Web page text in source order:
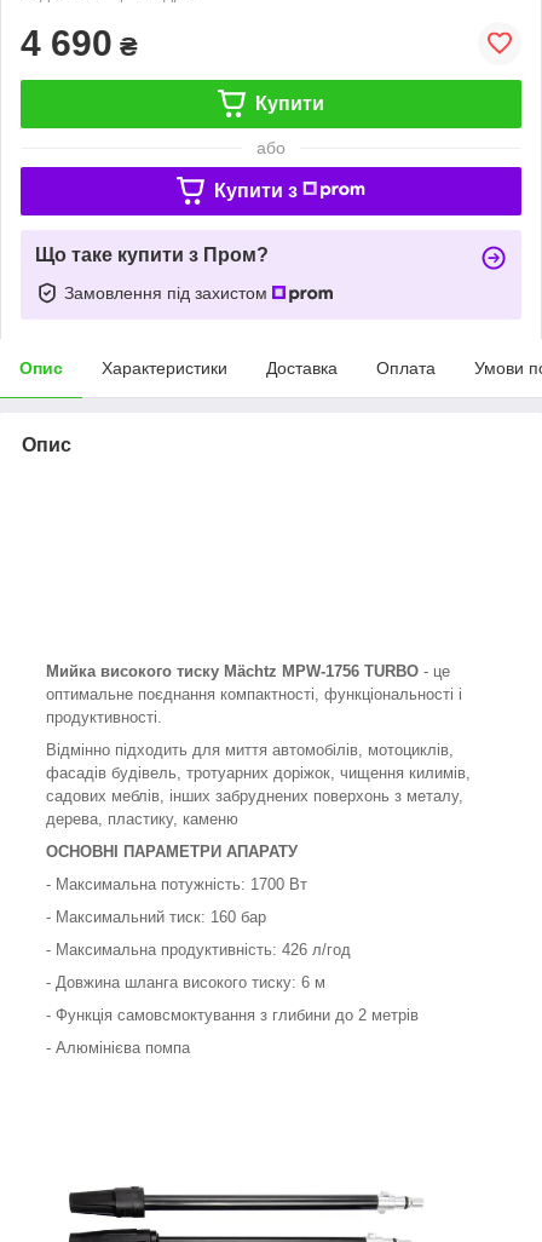
4 690 ₴
Купити
або
Купити з
Що таке купити з Пром?
Замовлення під захистом
Опис Характеристики Доставка Оплата Умови
Опис
Мийка високого тиску Mächtz MPW-1756 TURBO - це
оптимальне поєднання компактності, функціональності і
продуктивності.
Відмінно підходить для миття автомобілів, мотоциклів,
фасадів будівель, тротуарних доріжок, чищення килимів,
садових меблів, інших забруднених поверхонь з металу,
дерева, пластику, каменю
ОСНОВНІ ПАРАМЕТРИ АПАРАТУ
- Максимальна потужність: 1700 Вт
- Максимальний тиск: 160 бар
- Максимальна продуктивність: 426 л/год
- Довжина шланга високого тиску: 6 м
- Функція самовсмоктування з глибини до 2 метрів
- Алюмінієва помпа